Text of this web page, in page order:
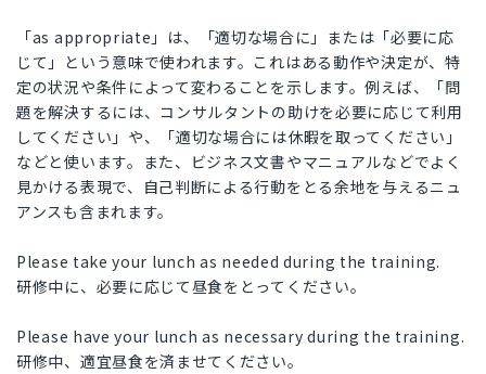
「as appropriate」は、「適切な場合に」または「必要に応
じて」という意味で使われます。これはある動作や決定が、特
定の状況や条件によって変わることを示します。例えば、「問
題を解決するには、コンサルタントの助けを必要に応じて利用
してください」や、「適切な場合には休暇を取ってください」
などと使います。また、ビジネス文書やマニュアルなどでよく
見かける表現で、自己判断による行動をとる余地を与えるニュ
アンスも含まれます。
Please take your lunch as needed during the training.
研修中に、必要に応じて昼食をとってください。
Please have your lunch as necessary during the training.
研修中、適宜昼食を済ませてください。